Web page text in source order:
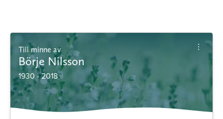
Till minne av
Börje Nilsson
1930 - 2018